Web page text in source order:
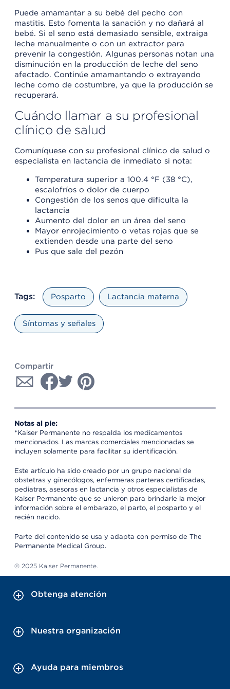
Puede amamantar a su bebé del pecho con
mastitis. Esto fomenta la sanación y no dañará al
bebé. Si el seno está demasiado sensible, extraiga
leche manualmente o con un extractor para
prevenir la congestión. Algunas personas notan una
disminución en la producción de leche del seno
afectado. Continúe amamantando o extrayendo
leche como de costumbre, ya que la producción se
recuperará.
Cuándo llamar a su profesional
clínico de salud
Comuníquese con su profesional clínico de salud o
especialista en lactancia de inmediato si nota:
Temperatura superior a 100.4 °F (38 °C),
escalofríos o dolor de cuerpo
Congestión de los senos que dificulta la
lactancia
Aumento del dolor en un área del seno
Mayor enrojecimiento o vetas rojas que se
extienden desde una parte del seno
Pus que sale del pezón
Tags: Posparto Lactancia materna
Síntomas y señales
Compartir
Notas al pie:
*Kaiser Permanente no respalda los medicamentos
mencionados. Las marcas comerciales mencionadas se
incluyen solamente para facilitar su identificación.
Este artículo ha sido creado por un grupo nacional de
obstetras y ginecólogos, enfermeras parteras certificadas,
pediatras, asesoras en lactancia y otros especialistas de
Kaiser Permanente que se unieron para brindarle la mejor
información sobre el embarazo, el parto, el posparto y el
recién nacido.
Parte del contenido se usa y adapta con permiso de The
Permanente Medical Group.
© 2025 Kaiser Permanente.
Obtenga atención
Nuestra organización
Ayuda para miembros